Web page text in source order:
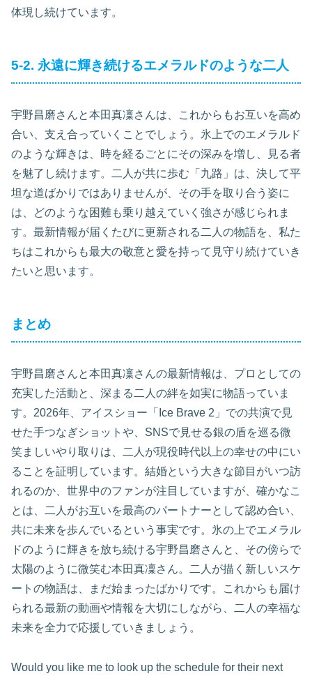
体現し続けています。
5-2. 永遠に輝き続けるエメラルドのような二人
宇野昌磨さんと本田真凜さんは、これからもお互いを高め
合い、支え合っていくことでしょう。氷上でのエメラルド
のような輝きは、時を経るごとにその深みを増し、見る者
を魅了し続けます。二人が共に歩む「九路」は、決して平
坦な道ばかりではありませんが、その手を取り合う姿に
は、どのような困難も乗り越えていく強さが感じられま
す。最新情報が届くたびに更新される二人の物語を、私た
ちはこれからも最大の敬意と愛を持って見守り続けていき
たいと思います。
まとめ
宇野昌磨さんと本田真凜さんの最新情報は、プロとしての
充実した活動と、深まる二人の絆を如実に物語っていま
す。2026年、アイスショー「Ice Brave 2」での共演で見
せた手つなぎショットや、SNSで見せる銀の盾を巡る微
笑ましいやり取りは、二人が現役時代以上の幸せの中にい
ることを証明しています。結婚という大きな節目がいつ訪
れるのか、世界中のファンが注目していますが、確かなこ
とは、二人がお互いを最高のパートナーとして認め合い、
共に未来を歩んでいるという事実です。氷の上でエメラル
ドのように輝きを放ち続ける宇野昌磨さんと、その傍らで
太陽のように微笑む本田真凜さん。二人が描く新しいスケ
ートの物語は、まだ始まったばかりです。これからも届け
られる最新の動画や情報を大切にしながら、二人の幸福な
未来を全力で応援していきましょう。
Would you like me to look up the schedule for their next